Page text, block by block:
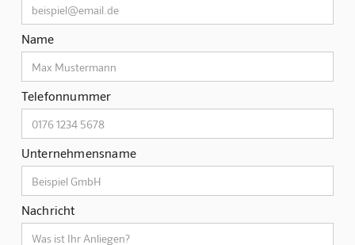
Name
Telefonnummer
Unternehmensname
Nachricht